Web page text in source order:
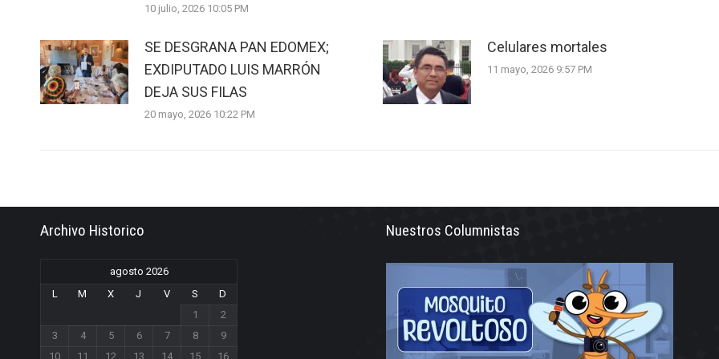
10 julio, 2026 10:05 PM
SE DESGRANA PAN EDOMEX;
EXDIPUTADO LUIS MARRÓN
DEJA SUS FILAS
20 mayo, 2026 10:22 PM
Celulares mortales
11 mayo, 2026 9:57 PM
Archivo Historico
agosto 2026
L
M X J V S
D
1
2
3
4 5 6 7 8
9
10
11 12 13 14 15 16
Nuestros Columnistas